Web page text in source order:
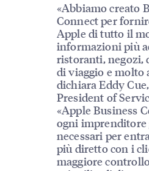
«Abbiamo creato
Connect per
Apple di tutto il
informazioni più
ristoranti, negozi,
di viaggio e molto
dichiara Eddy
President of
«Apple Business
ogni
necessari per
più diretto con i
maggiore